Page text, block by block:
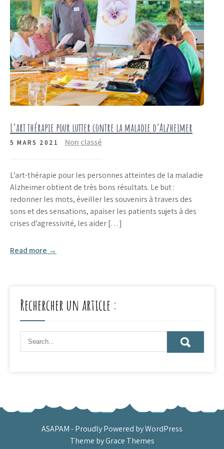
L’art thérapie pour lutter contre la maladie d’Alzheimer
5 MARS 2021 Non classé
L’art-thérapie pour les personnes atteintes de la maladie
Alzheimer obtient de très bons résultats. Le but :
redonner les mots, éveiller les souvenirs à travers des
sons et des sensations, apaiser les patients sujets à des
crises d’agressivité, les aider […]
Read more →
Rechercher un article :
ASAPAM - Proudly Powered by WordPress
Theme by Grace Themes